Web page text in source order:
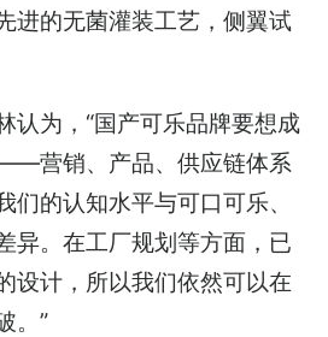
进的无菌灌装工艺，侧翼试
认为，“国产可乐品牌要想成
营销、产品、供应链体系
们的认知水平与可口可乐、
异。在工厂规划等方面，已
设计，所以我们依然可以在
。”